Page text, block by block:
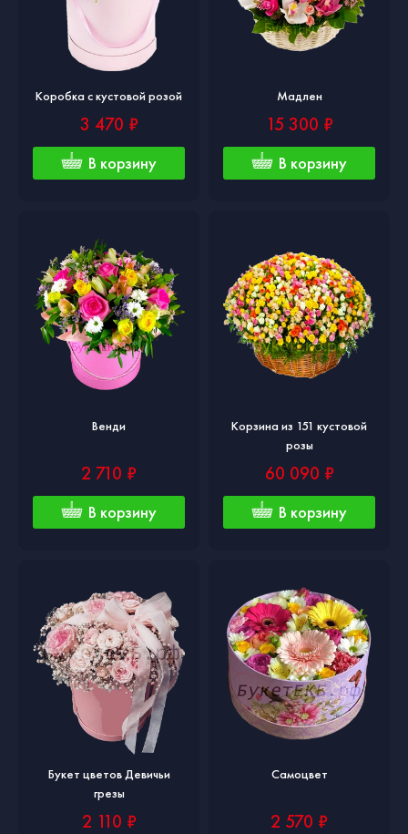
Коробка с кустовой розой
3 470 ₽
В корзину
Мадлен
15 300 ₽
В корзину
Венди
2 710 ₽
В корзину
Корзина из 151 кустовой
розы
60 090 ₽
В корзину
Букет цветов Девичьи
грезы
2 110 ₽
Самоцвет
2 570 ₽